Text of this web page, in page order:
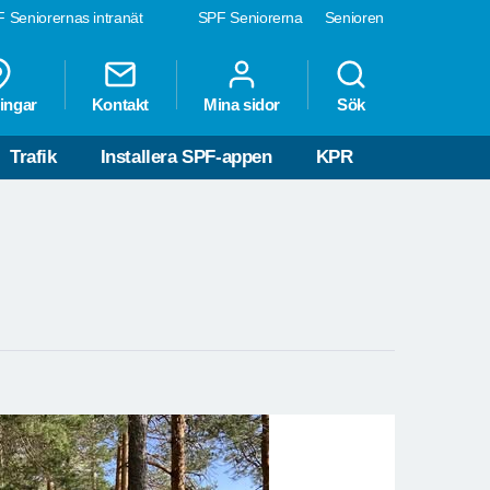
SPF Seniorerna Senioren
Seniorernas intranät
Kontakt Mina sidor Sök
Trafik Installera SPF-appen KPR